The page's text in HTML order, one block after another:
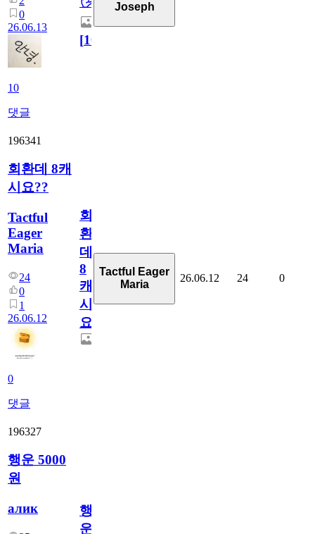
0
26.06.13
10
댓글
[10
Joseph
196341
회환데 8캐
시요??
Tactful
Eager
Maria
24
0
1
26.06.12
0
댓글
회
환
데
8
캐
시
요??
Tactful Eager
Maria
26.06.12 24 0
196327
행운 5000
원
алик
행
운